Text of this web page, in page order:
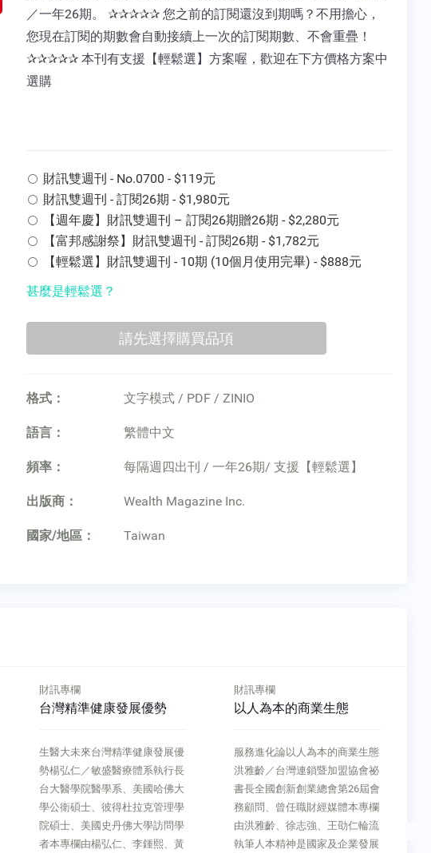
／一年26期。 ✰✰✰✰✰ 您之前的訂閱還沒到期嗎？不用擔心，
您現在訂閱的期數會自動接續上一次的訂閱期數、不會重疊！
✰✰✰✰✰ 本刊有支援【輕鬆選】方案喔，歡迎在下方價格方案中
選購
財訊雙週刊 - No.0700 - $119元
財訊雙週刊 - 訂閱26期 - $1,980元
【週年慶】財訊雙週刊 – 訂閱26期贈26期 - $2,280元
【富邦感謝祭】財訊雙週刊 - 訂閱26期 - $1,782元
【輕鬆選】財訊雙週刊 - 10期 (10個月使用完畢) - $888元
甚麼是輕鬆選？
格式： 文字模式 / PDF / ZINIO
語言： 繁體中文
頻率： 每隔週四出刊 / 一年26期/ 支援【輕鬆選】
出版商： Wealth Magazine Inc.
國家/地區： Taiwan
財訊專欄
以人為本的商業生態
服務進化論以人為本的商業生態
洪雅齡／台灣連鎖暨加盟協會祕
書長全國創新創業總會第26屆會
務顧問、曾任職財經媒體本專欄
由洪雅齡、徐志強、王劭仁輪流
執筆人本精神是國家及企業發展
財訊專欄
永續投資是議題還是噱
企業方程式永續投資是議題還是
噱頭？楊曉文／政治大學金融系
教授政治大學商學院金融研究中
心主任本專欄由楊曉文、蔡鴻
青、陳春山輪流執筆永續投資是